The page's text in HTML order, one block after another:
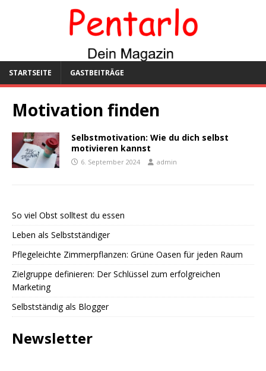
STARTSEITE GASTBEITRÄGE
Motivation finden
Selbstmotivation: Wie du dich selbst
motivieren kannst
6. September 2024 admin
So viel Obst solltest du essen
Leben als Selbstständiger
Pflegeleichte Zimmerpflanzen: Grüne Oasen für jeden Raum
Zielgruppe definieren: Der Schlüssel zum erfolgreichen
Marketing
Selbstständig als Blogger
Newsletter